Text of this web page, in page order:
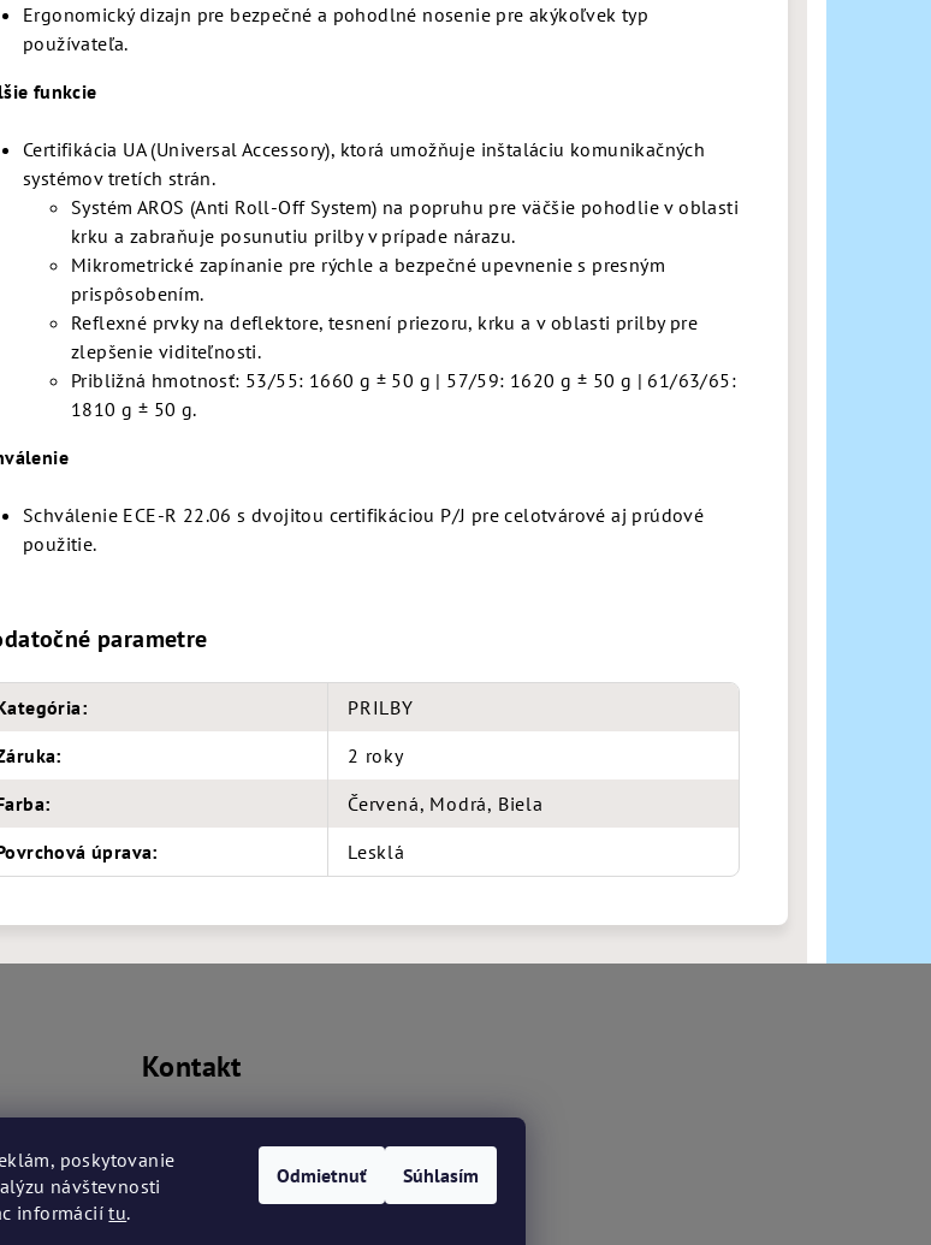
poskytovanie
návštevnosti
informáciítu.
Odmietnuť Súhlasím
Ergonomický dizajn pre bezpečné a pohodlné nosenie pre akýkoľvek typ
používateľa.
funkcie
Certifikácia UA (Universal Accessory), ktorá umožňuje inštaláciu komunikačných
systémov tretích strán.
Systém AROS (Anti Roll-Off System) na popruhu pre väčšie pohodlie v oblasti
krku a zabraňuje posunutiu prilby v prípade nárazu.
Mikrometrické zapínanie pre rýchle a bezpečné upevnenie s presným
prispôsobením.
Reflexné prvky nadeflektore, tesnení priezoru, krku a v oblasti prilby pre
zlepšenie viditeľnosti.
Približná hmotnosť: 53/55: 1660 g ± 50 g | 57/59: 1620 g ± 50 g | 61/63/65:
1810 g ± 50 g.
Schválenie ECE-R 22.06 s dvojitou certifikáciou P/J pre celotvárové aj prúdové
použitie.
parametre
:
PRILBY
:
2 roky
:
Červená, Modrá, Biela
úprava: Lesklá
Kontakt
+421 917 906 169